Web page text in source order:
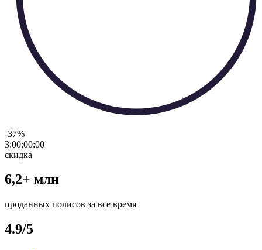
-37%
3:00:00:00
скидка
6,2+ млн
проданных полисов за все время
4.9/5